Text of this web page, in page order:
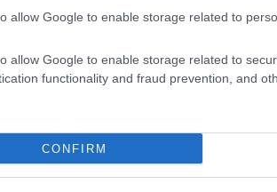
allow Google to enable storage related to
allow Google to enable storage related to
functionality and fraud prevention, and
CONFIRM